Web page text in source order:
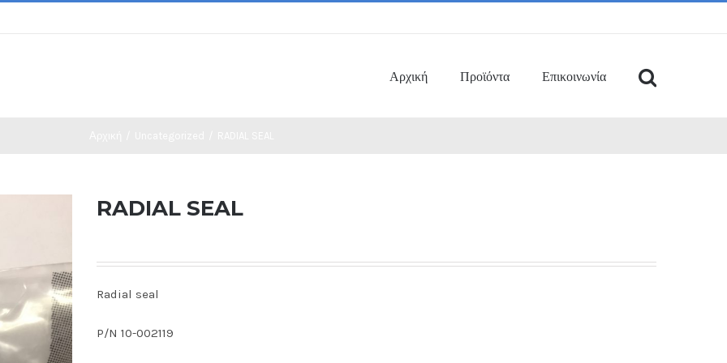
Αρχική Προϊόντα Επικοινωνία
RADIAL SEAL
Radial seal
P/N 10-002119